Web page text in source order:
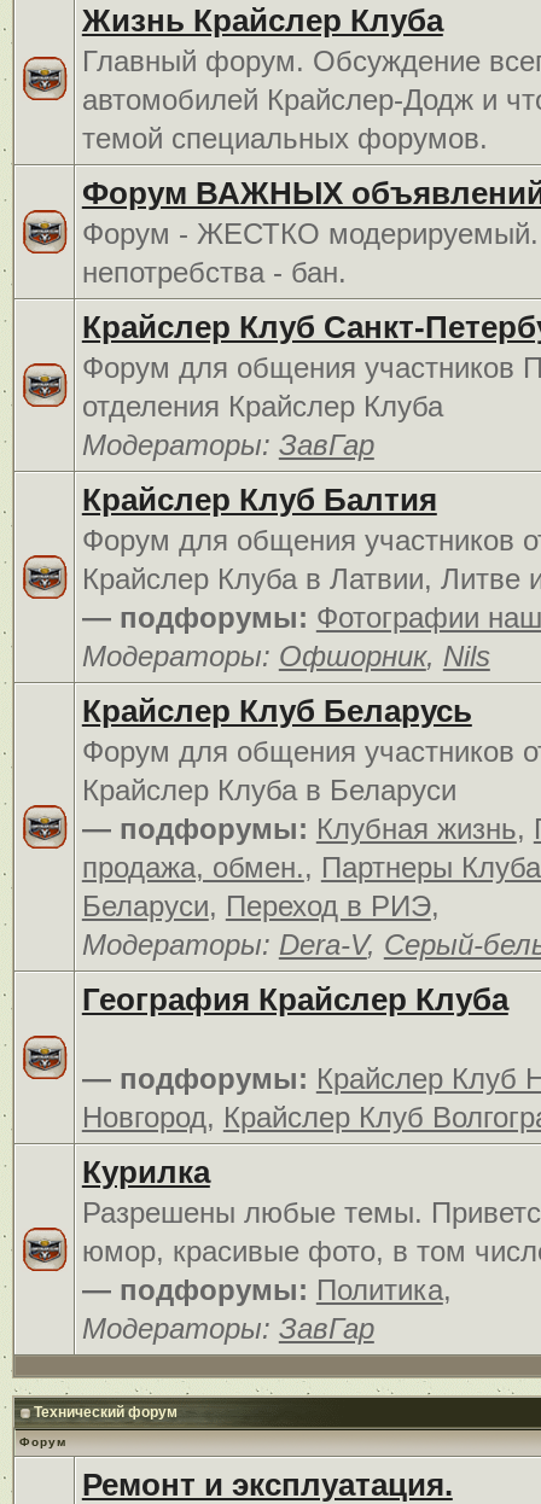
Жизнь Крайслер Клуба
Главный форум. Обсуждение
автомобилей Крайслер-Додж и
темой специальных форумов.
Форум ВАЖНЫХ
Форум - ЖЕСТКО
непотребства - бан.
Крайслер Клуб Санкт-
Форум для общения участников
отделения Крайслер Клуба
Модераторы: ЗавГар
Крайслер Клуб Балтия
Форум для общения участников
Крайслер Клуба в Латвии, Литве
— подфорумы: Фотографии
Модераторы: Офшорник, Nils
Крайслер Клуб Беларусь
Форум для общения участников
Крайслер Клуба в Беларуси
— подфорумы: Клубная жизнь,
продажа, обмен., Партнеры
Беларуси, Переход в РИЭ,
Модераторы: Dera-V, Серый-
География Крайслер Клуба
— подфорумы: Крайслер Клуб
Новгород, Крайслер Клуб
Курилка
Разрешены любые темы.
юмор, красивые фото, в том
— подфорумы: Политика,
Модераторы: ЗавГар
Технический форум
Форум
Ремонт и эксплуатация.